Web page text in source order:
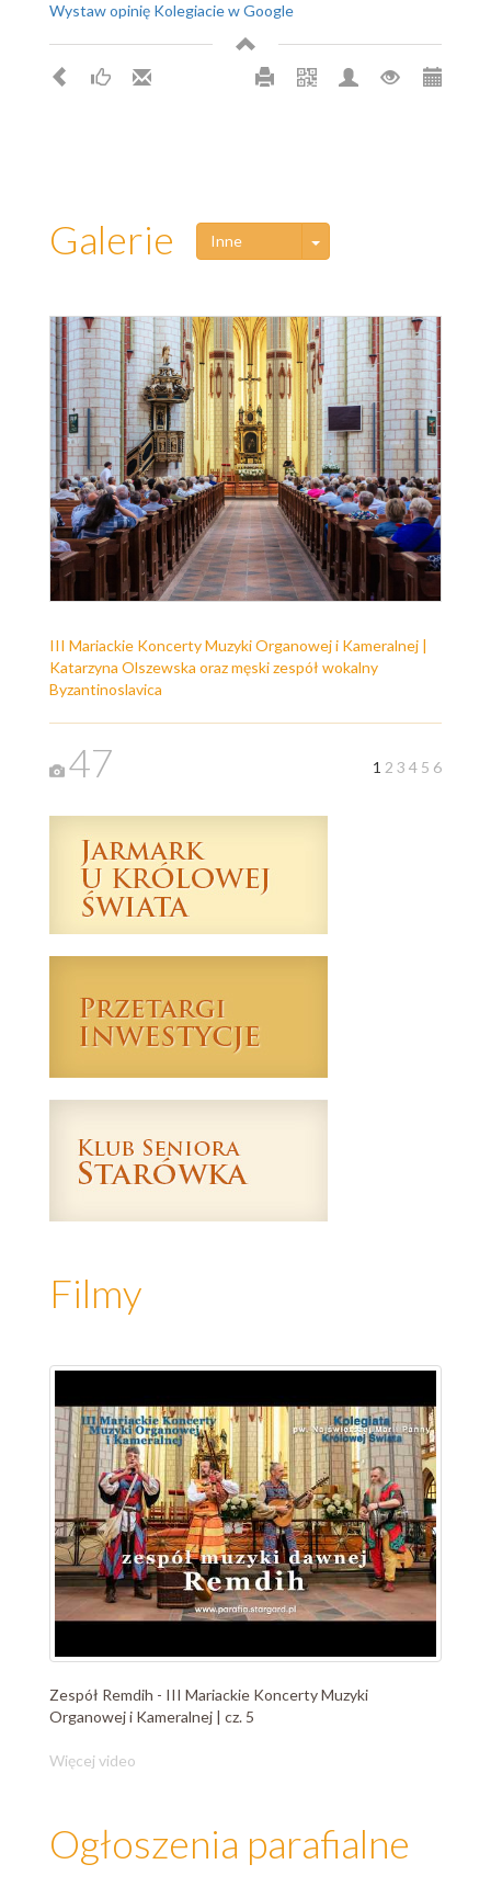
Wystaw opinię Kolegiacie w Google
Galerie Inne Toggle Dropdown
III Mariackie Koncerty Muzyki Organowej i Kameralnej |
Katarzyna Olszewska oraz męski zespół wokalny
Byzantinoslavica
47 1 2 3 4 5 6
Filmy
Zespół Remdih - III Mariackie Koncerty Muzyki
Organowej i Kameralnej | cz. 5
Więcej video
Ogłoszenia parafialne